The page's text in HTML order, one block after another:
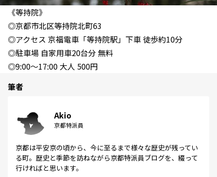
《等持院》
◎京都市北区等持院北町63
◎アクセス 京福電車「等持院駅」下車 徒歩約10分
◎駐車場 自家用車20台分 無料
◎9:00～17:00 大人 500円
筆者
Akio
京都特派員
京都は平安京の頃から、今に至るまで様々な歴史が残ってい
る町。歴史と季節を訪ねながら京都特派員ブログを、綴って
行ければと思います。